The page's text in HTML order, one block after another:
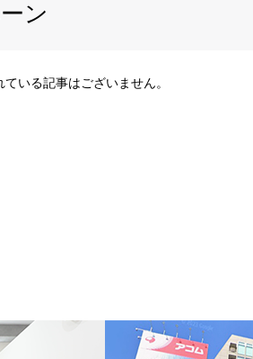
ン
ている記事はございません。